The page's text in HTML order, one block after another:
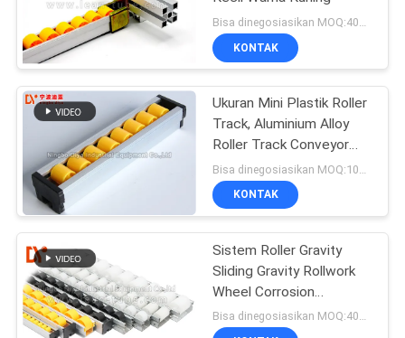
KONTAK
Ukuran Mini Plastik Roller
Track, Aluminium Alloy
Roller Track Conveyor
24mm Tinggi
KONTAK
Sistem Roller Gravity
Sliding Gravity Rollwork
Wheel Corrosion
Resistance
Bisa dinegosiasikan MOQ:400 meter